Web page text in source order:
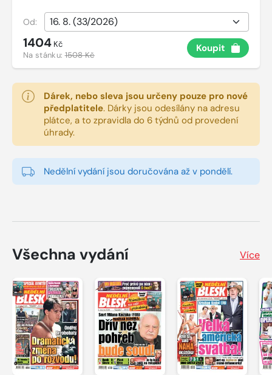
Od:
1404 Kč
Na stánku:1508 Kč
Koupit
Dárek, nebo sleva jsou určeny pouze pro nové
předplatitele. Dárky jsou odesílány na adresu
plátce, a to zpravidla do 6 týdnů od provedení
úhrady.
Nedělní vydání jsou doručována až v pondělí.
Všechna vydání Více